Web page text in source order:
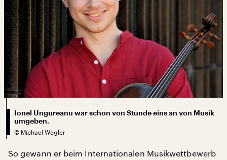
Ionel Ungureanu war schon von Stunde eins an von Musik
umgeben.
© Michael Wegler
So gewann er beim Internationalen Musikwettbewerb